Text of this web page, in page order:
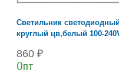
Светильник
круглый цв,белый 100-
860 ₽
Опт